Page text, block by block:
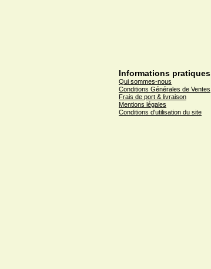
Informations pratiques
Qui sommes-nous
Conditions Générales de Ventes
Frais de port & livraison
Mentions légales
Conditions d'utilisation du site